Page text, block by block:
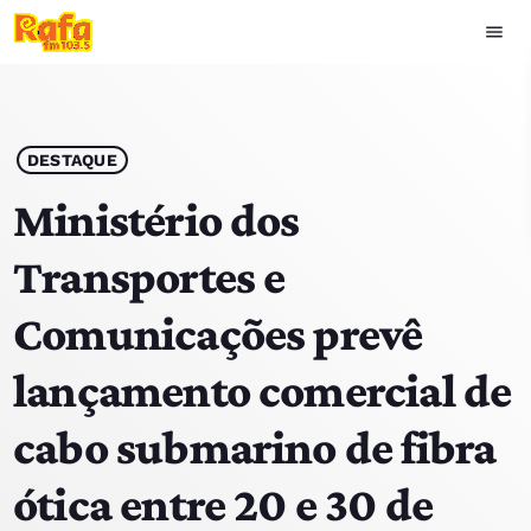
menu
play_arrow OUVIR RAFA
HOME
NOTÍCIAS
EQUIPA
TOP 15
PODCASTS
DESTAQUE
Ministério dos
Transportes e
Comunicações prevê
lançamento comercial de
cabo submarino de fibra
ótica entre 20 e 30 de